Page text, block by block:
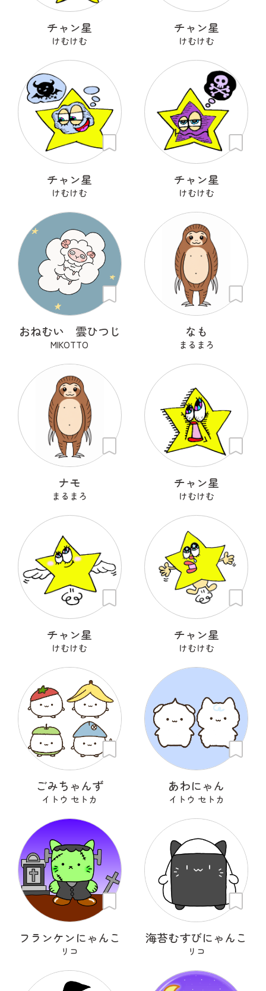
チャン星
けむけむ
チャン星
けむけむ
チャン星
けむけむ
チャン星
けむけむ
おねむい 雲ひつじ
MIKOTTO
なも
まるまろ
ナモ
まるまろ
チャン星
けむけむ
チャン星
けむけむ
チャン星
けむけむ
ごみちゃんず
イトウ セトカ
あわにゃん
イトウ セトカ
フランケンにゃんこ
リコ
海苔むすびにゃんこ
リコ